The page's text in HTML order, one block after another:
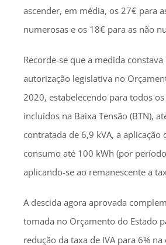
ascender, em média, os 27€ para
numerosas e os 18€ para as não
Recorde-se que a medida constava
autorização legislativa no
2020, estabelecendo para todos
incluídos na Baixa Tensão (BTN),
contratada de 6,9 kVA, a aplicação
consumo até 100 kWh (por
aplicando-se ao remanescente a
A descida agora aprovada
tomada no Orçamento do Estado
redução da taxa de IVA para 6%